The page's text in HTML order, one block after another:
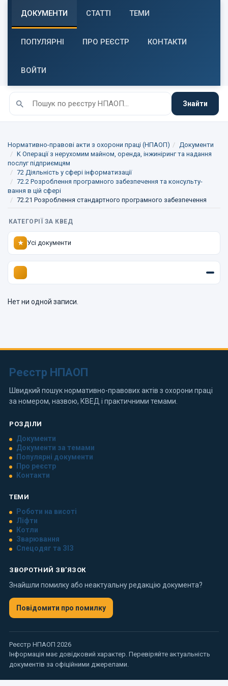
ДОКУМЕНТИ СТАТТІ ТЕМИ
ПОПУЛЯРНІ ПРО РЕЄСТР КОНТАКТИ
ВОЙТИ
Знайти
Нормативно-правові акти з охорони праці (НПАОП)
Документи
K Операції з нерухомим майном, оренда, інжиніринг та надання
послуг підприємцям
72 Діяльність у сфері інформатизації
72.2 Розроблення програмного забезпечення та консульту-
вання в цій сфері
72.21 Розроблення стандартного програмного забезпечення
КАТЕГОРІЇ ЗА КВЕД
★ Усі документи
Нет ни одной записи.
Реєстр НПАОП
Швидкий пошук нормативно-правових актів з охорони праці
за номером, назвою, КВЕД і практичними темами.
РОЗДІЛИ
Документи
Документи за темами
Популярні документи
Про реєстр
Контакти
ТЕМИ
Роботи на висоті
Ліфти
Котли
Зварювання
Спецодяг та ЗІЗ
ЗВОРОТНИЙ ЗВ’ЯЗОК
Знайшли помилку або неактуальну редакцію документа?
Повідомити про помилку
Реєстр НПАОП 2026
Інформація має довідковий характер. Перевіряйте актуальність
документів за офіційними джерелами.